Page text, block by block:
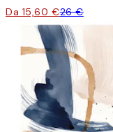
Da 15,60 €26 €